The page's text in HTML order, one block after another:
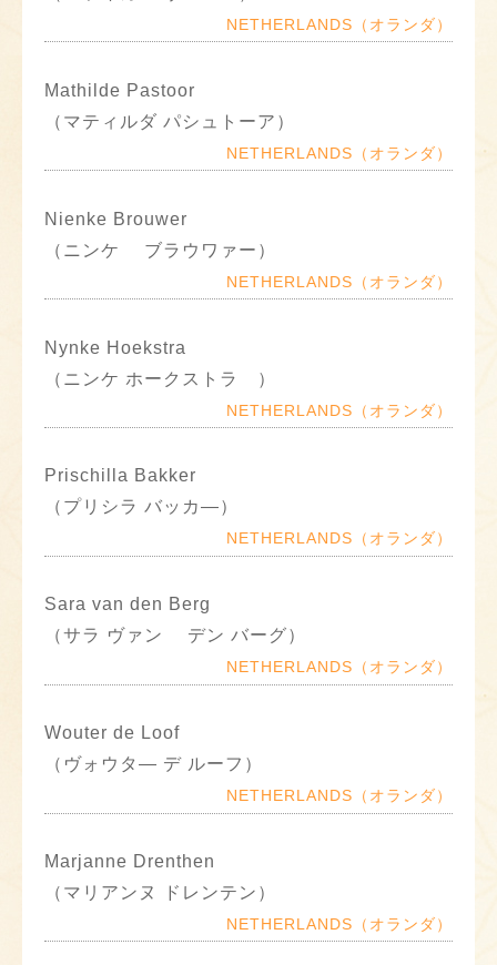
NETHERLANDS（オランダ）
Mathilde Pastoor
（マティルダ パシュトーア）
NETHERLANDS（オランダ）
Nienke Brouwer
（ニンケ ブラウワァー）
NETHERLANDS（オランダ）
Nynke Hoekstra
（ニンケ ホークストラ ）
NETHERLANDS（オランダ）
Prischilla Bakker
（プリシラ バッカ―）
NETHERLANDS（オランダ）
Sara van den Berg
（サラ ヴァン デン バーグ）
NETHERLANDS（オランダ）
Wouter de Loof
（ヴォウタ― デ ルーフ）
NETHERLANDS（オランダ）
Marjanne Drenthen
（マリアンヌ ドレンテン）
NETHERLANDS（オランダ）